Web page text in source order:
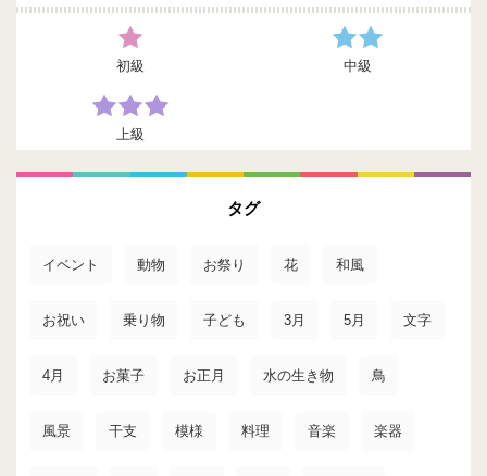
初級 中級
上級
タグ
イベント 動物 お祭り 花 和風
お祝い 乗り物 子ども 3月 5月 文字
4月 お菓子 お正月 水の生き物 鳥
風景 干支 模様 料理 音楽 楽器